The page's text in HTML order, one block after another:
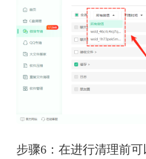
步骤6：在进行清理前